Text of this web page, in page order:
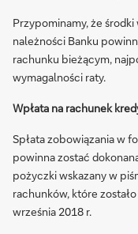
Przypominamy, że
należności Banku
rachunku bieżącym,
wymagalności raty.
Wpłata na rachunek
Spłata zobowiązania w
powinna zostać
pożyczki wskazany w
rachunków, które
września 2018 r.